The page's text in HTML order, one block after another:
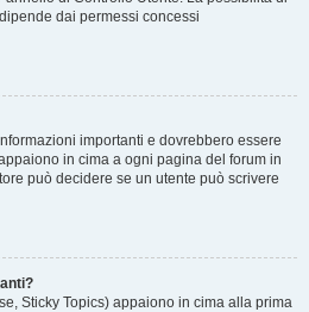
dai permessi concessi
importanti e dovrebbero essere
in cima a ogni pagina del forum in
può decidere se un utente può scrivere
Sticky Topics) appaiono in cima alla prima